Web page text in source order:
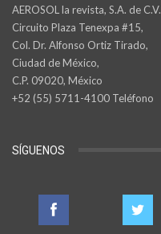
AEROSOL la revista, S.A. de C.V.
Circuito Plaza Tenexpa #15,
Col. Dr. Alfonso Ortiz Tirado,
Ciudad de México,
C.P. 09020, México
+52 (55) 5711-4100 Teléfono
SÍGUENOS